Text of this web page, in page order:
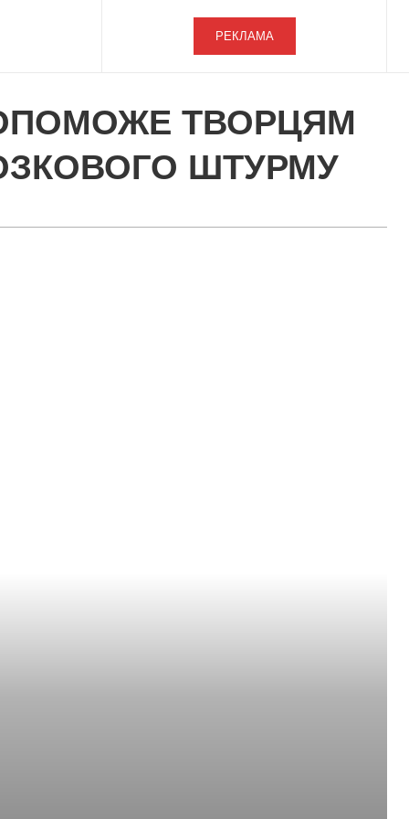
РЕКЛАМА
ТВОРЦЯМ
ШТУРМУ